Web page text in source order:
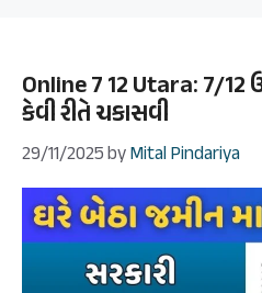
Online 7 12 Utara: 7/12
કેવી રીતે ચકાસવી
29/11/2025byMital Pindariya